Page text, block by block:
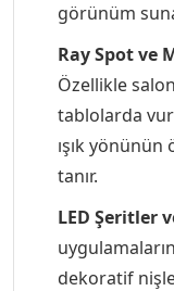
görünüm
Ray Spot ve
Özellikle
tablolarda
ışık
tanır.
LED Şeritler
dekoratif